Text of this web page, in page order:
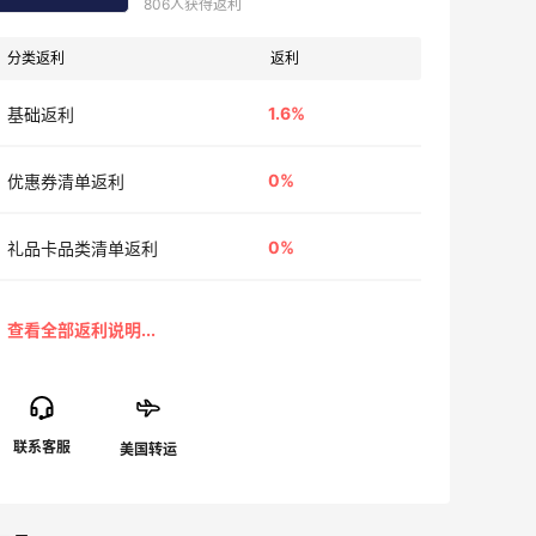
806人获得返利
分类返利 返利
基础返利 1.6%
优惠券清单返利 0%
礼品卡品类清单返利 0%